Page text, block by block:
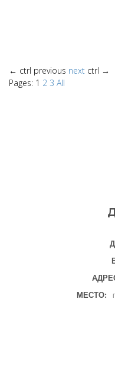
← ctrl previous next ctrl →
Pages: 1 2 3 All
МЕСТО: